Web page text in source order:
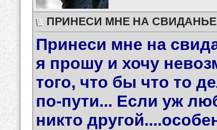
ПРИНЕСИ МНЕ НА
Принеси мне на
я прошу и хочу
того, что бы что то
по-пути... Если уж
никто